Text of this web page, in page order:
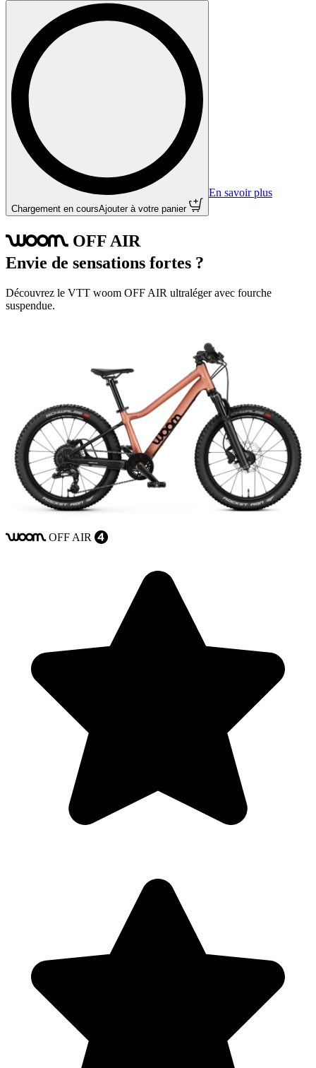
Chargement en cours Ajouter à votre panier
En savoir plus
woom OFFAIR
Envie de sensations fortes ?
Découvrez le VTT woom OFF AIR ultraléger avec fourche
suspendue.
woom OFF AIR 4